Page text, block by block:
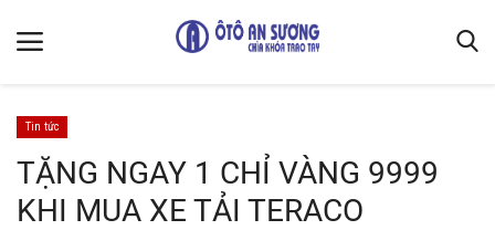
Trang chủ
Liên hệ
Tin tức
TẶNG NGAY 1 CHỈ VÀNG 9999
KHI MUA XE TẢI TERACO